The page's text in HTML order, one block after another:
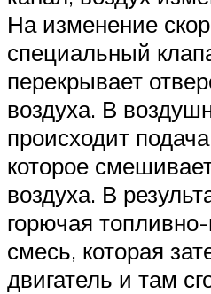
На изменение
специальный
перекрывает
воздуха. В
происходит
которое
воздуха. В
горючая
смесь, которая
двигатель и там